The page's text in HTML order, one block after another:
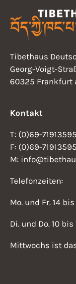
Tibethaus
Georg-Voigt-
60325 Frankfurt
Kontakt
T: (0)69-71913595
F: (0)69-71913595
M:
Telefonzeiten:
Mo. und Fr. 14 bis
Di. und Do. 10
Mittwochs ist